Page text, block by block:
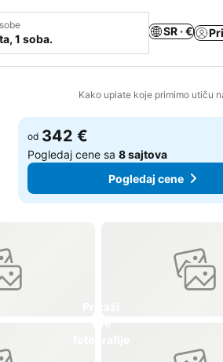
1 soba.
SR · €
Kako uplate koje primimo utiču
u favorite
od 342 €
Pogledaj cene sa8 sajtova
Pogledaj cene